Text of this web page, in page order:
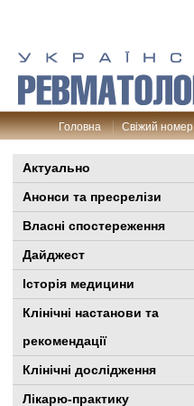
Головна Свіжий номер
Актуально
Анонси та пресрелізи
Власні спостереження
Дайджест
Історія медицини
Клінiчні настанови та
рекомендації
Клінічні дослідження
Лікарю-практику